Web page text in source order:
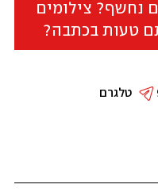
נחשף? צילומים
טעות בכתבה?
טלגרם